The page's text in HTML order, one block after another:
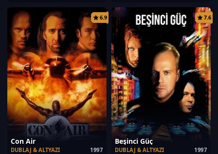
6.9
Con Air
1997
DUBLAJ & ALTYAZI
7.6
Beşinci Güç
1997
DUBLAJ & ALTYAZI